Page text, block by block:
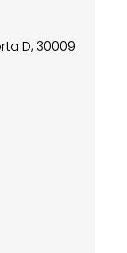
D, 30009